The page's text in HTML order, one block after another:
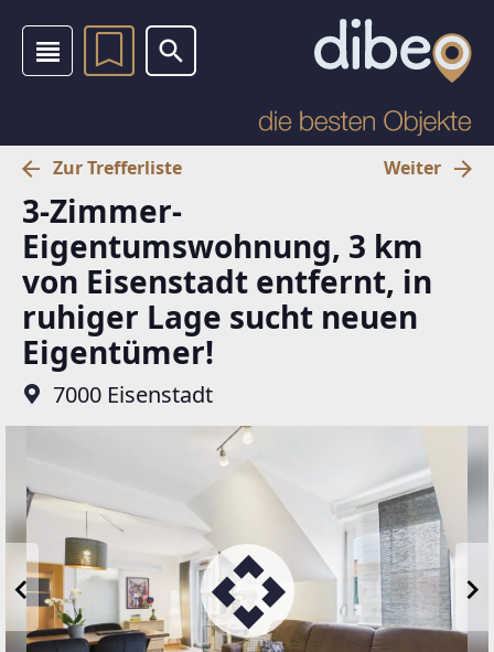
Zur Trefferliste Weiter
3-Zimmer-
Eigentumswohnung, 3 km
von Eisenstadt entfernt, in
ruhiger Lage sucht neuen
Eigentümer!
7000 Eisenstadt